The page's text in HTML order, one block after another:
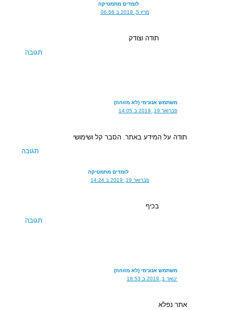
לומדים מתמטיקה
מרץ 5, 2019 ב 06:56
תודה וצודק
תגובה
משתמש אנונימי (לא מזוהה)
פברואר 19, 2019 ב 14:05
תודה על המידע באתר. הסבר קל ושימושי
תגובה
לומדים מתמטיקה
פברואר 19, 2019 ב 14:24
בכיף
תגובה
משתמש אנונימי (לא מזוהה)
ינואר 1, 2019 ב 18:53
אתר נפלא